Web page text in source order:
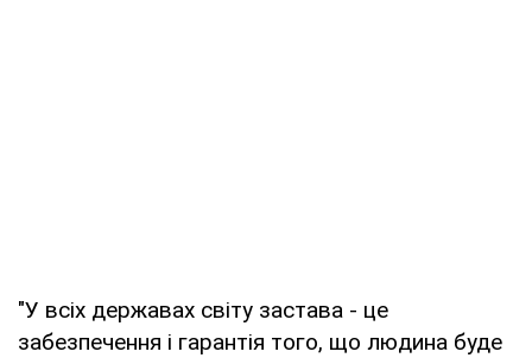
"У всіх державах світу застава - це
забезпечення і гарантія того, що людина буде